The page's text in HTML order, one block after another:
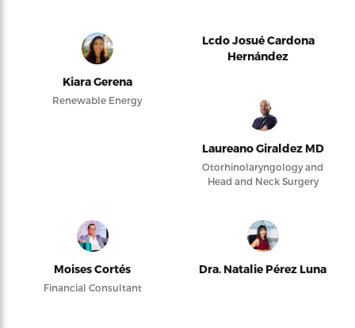
Kiara Gerena
Renewable Energy
Lcdo Josué Cardona
Hernández
Laureano Giraldez MD
Otorhinolaryngology and
Head and Neck Surgery
Moises Cortés
Financial Consultant
Dra. Natalie Pérez Luna